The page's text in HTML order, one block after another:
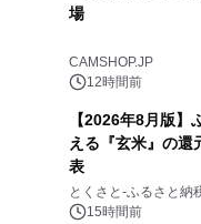
場
CAMSHOP.JP
12時間前
【2026年8月版】
える『玄米』の還
表
とくさと-ふるさと納
15時間前